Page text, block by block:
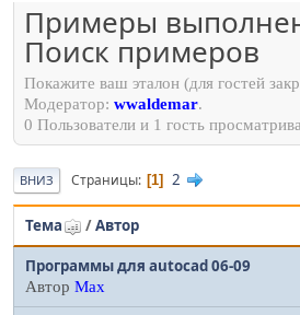
Примеры
Поиск примеров
Покажите ваш эталон (для гостей
Модератор: wwaldemar.
0 Пользователи и 1 гость
ВНИЗ Страницы 1 2
Тема /Автор
Программы для autocad 06-09
Автор Max